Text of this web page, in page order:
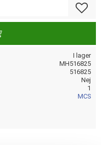
I lager
MH516825
516825
Nej
1
MCS